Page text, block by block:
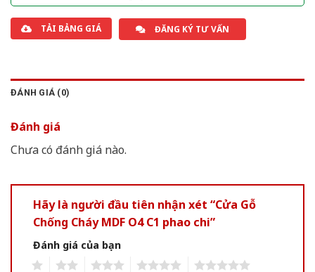
TẢI BẢNG GIÁ ĐĂNG KÝ TƯ VẤN
ĐÁNH GIÁ (0)
Đánh giá
Chưa có đánh giá nào.
Hãy là người đầu tiên nhận xét “Cửa Gỗ
Chống Cháy MDF O4 C1 phao chi”
Đánh giá của bạn